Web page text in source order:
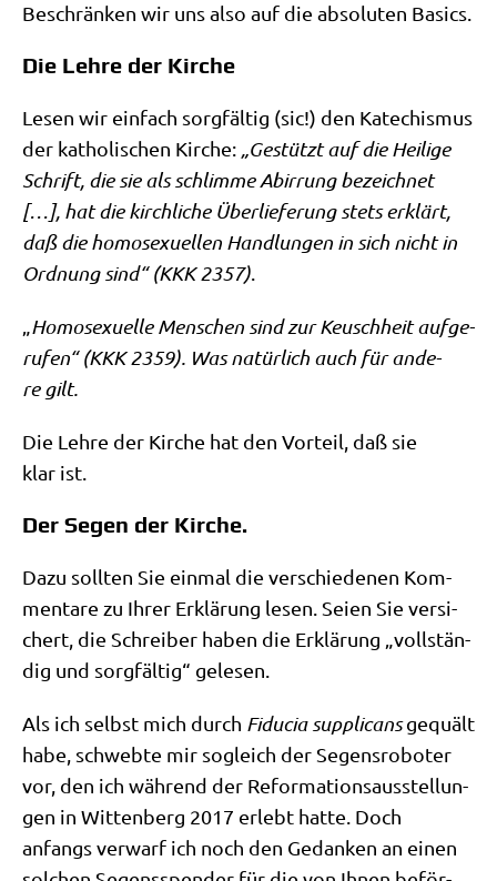
Beschrän­ken wir uns also auf die abso­lu­ten Basics.
Die Lehre der Kirche
Lesen wir ein­fach sorg­fäl­tig (sic!) den Kate­chis­mus
der katho­li­schen Kir­che: „Gestützt auf die Hei­li­ge
Schrift, die sie als schlim­me Abir­rung bezeich­net
[…], hat die kirch­li­che Über­lie­fe­rung stets erklärt,
daß die homo­se­xu­el­len Hand­lun­gen in sich nicht in
Ord­nung sind“ (KKK 2357).
„Homo­se­xu­el­le Men­schen sind zur Keusch­heit auf­ge­
ru­fen“ (KKK 2359). Was natür­lich auch für ande­
re gilt.
Die Leh­re der Kir­che hat den Vor­teil, daß sie
klar ist.
Der Segen der Kirche.
Dazu soll­ten Sie ein­mal die ver­schie­de­nen Kom­
men­ta­re zu Ihrer Erklä­rung lesen. Sei­en Sie ver­si­
chert, die Schrei­ber haben die Erklä­rung „voll­stän­
dig und sorg­fäl­tig“ gelesen.
Als ich selbst mich durch Fidu­cia sup­pli­cansgequält
habe, schweb­te mir sogleich der Segens­ro­bo­ter
vor, den ich wäh­rend der Refor­ma­ti­ons­aus­stel­lun­
gen in Wit­ten­berg 2017 erlebt hat­te. Doch
anfangs ver­warf ich noch den Gedan­ken an einen